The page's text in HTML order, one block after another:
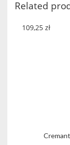
Related
109,25 zł